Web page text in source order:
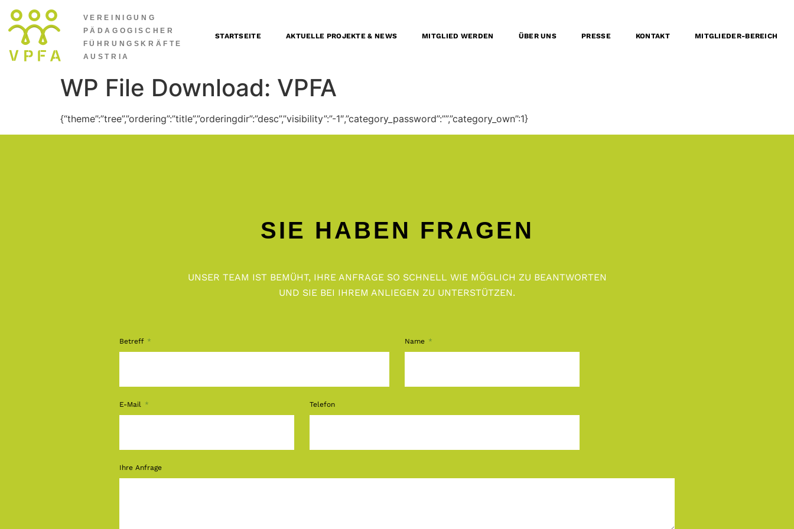
VEREINIGUNG
PÄDAGOGISCHER
FÜHRUNGSKRÄFTE
AUSTRIA
STARTSEITE AKTUELLE PROJEKTE & NEWS MITGLIED WERDEN ÜBER UNS PRESSE KONTAKT MITGLIEDER-BEREICH
WP File Download: VPFA
{“theme”:”tree”,”ordering”:”title”,”orderingdir”:”desc”,”visibility”:”-1″,”category_password”:””,”category_own”:1}
SIE HABEN FRAGEN
UNSER TEAM IST BEMÜHT, IHRE ANFRAGE SO SCHNELL WIE MÖGLICH ZU BEANTWORTEN
UND SIE BEI IHREM ANLIEGEN ZU UNTERSTÜTZEN.
Betreff Name
E-Mail Telefon
Ihre Anfrage